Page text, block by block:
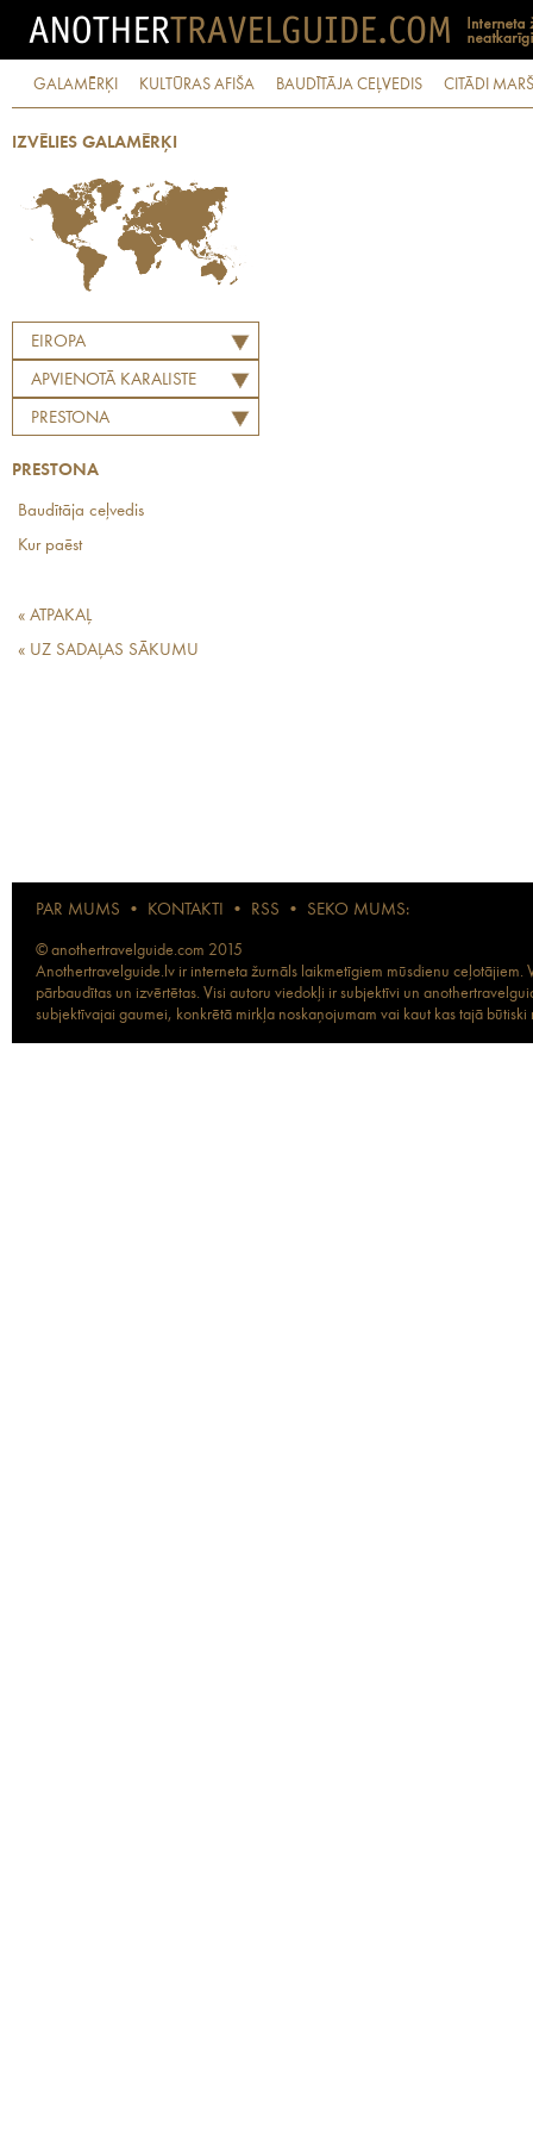
GALAMĒRĶI KULTŪRAS AFIŠA BAUDĪTĀJA CEĻVEDIS CITĀDI
IZVĒLIES GALAMĒRĶI
EIROPA
APVIENOTĀ KARALISTE
PRESTONA
PRESTONA
Baudītāja ceļvedis
Kur paēst
« ATPAKAĻ
« UZ SADAĻAS SĀKUMU
PAR MUMS • KONTAKTI • RSS • SEKO MUMS:
© anothertravelguide.com 2015
Anothertravelguide.lv ir interneta žurnāls laikmetīgiem mūsdienu
pārbaudītas un izvērtētas. Visi autoru viedokļi ir subjektīvi un
subjektīvajai gaumei, konkrētā mirkļa noskaņojumam vai kaut kas tajā